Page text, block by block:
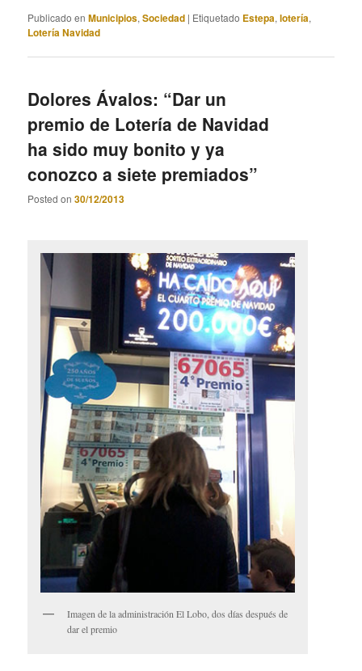
Publicado en Municipios,Sociedad | Etiquetado Estepa,lotería,
Lotería Navidad
Dolores Ávalos: “Dar un
premio de Lotería de Navidad
ha sido muy bonito y ya
conozco a siete premiados”
Posted on30/12/2013
Imagen de la administración El Lobo, dos días después de
dar el premio